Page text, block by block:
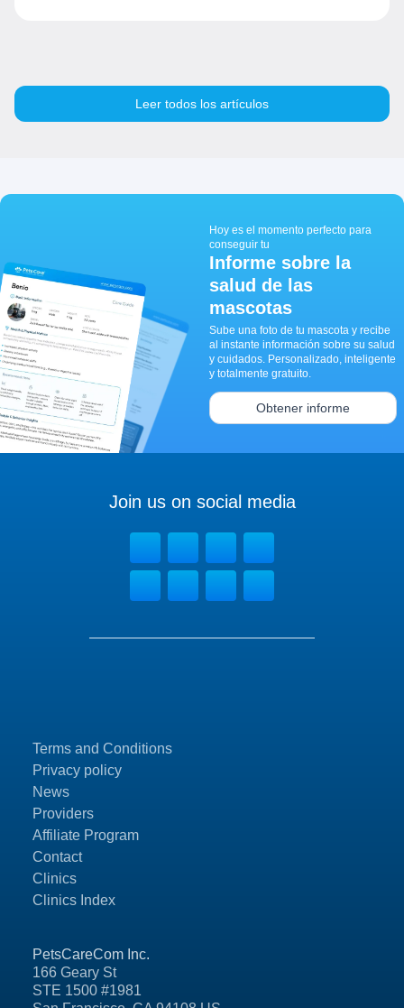
Leer todos los artículos
Hoy es el momento perfecto para
conseguir tu
Informe sobre la
salud de las
mascotas
Sube una foto de tu mascota y recibe
al instante información sobre su salud
y cuidados. Personalizado, inteligente
y totalmente gratuito.
Obtener informe
PetsCareCom Inc.
166 Geary St
STE 1500 #1981
Terms and Conditions
Privacy policy
News
Providers
Affiliate Program
Contact
Clinics
Clinics Index
Join us on social media